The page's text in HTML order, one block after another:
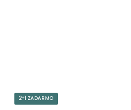
2+1 ZADARMO